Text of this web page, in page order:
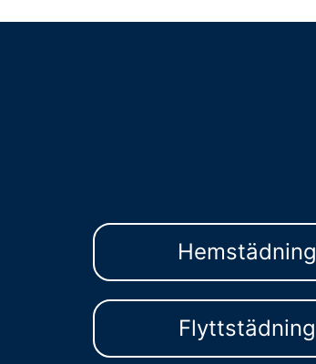
Hemstädning
Flyttstädning